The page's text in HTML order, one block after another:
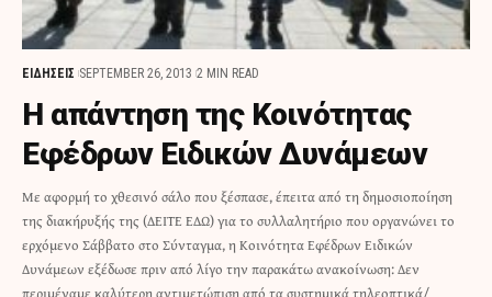
ΕΙΔΗΣΕΙΣ SEPTEMBER 26, 2013 2 MIN READ
H απάντηση της Κοινότητας
Εφέδρων Ειδικών Δυνάμεων
Με αφορμή το χθεσινό σάλο που ξέσπασε, έπειτα από τη δημοσιοποίηση
της διακήρυξής της (ΔΕΙΤΕ ΕΔΩ) για το συλλαλητήριο που οργανώνει το
ερχόμενο Σάββατο στο Σύνταγμα, η Κοινότητα Εφέδρων Ειδικών
Δυνάμεων εξέδωσε πριν από λίγο την παρακάτω ανακοίνωση: Δεν